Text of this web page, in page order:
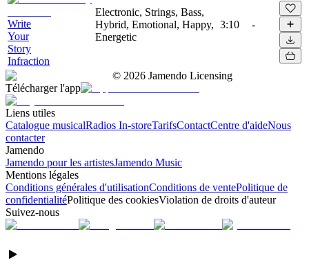
Write
Your
Story
Infraction
Electronic, Strings, Bass,
Hybrid, Emotional, Happy,
Energetic
3:10 -
© 2026 Jamendo Licensing
Télécharger l'app
Liens utiles
Catalogue musicalRadios In-storeTarifsContactCentre d'aideNous
contacter
Jamendo
Jamendo pour les artistesJamendo Music
Mentions légales
Conditions générales d'utilisationConditions de ventePolitique de
confidentialitéPolitique des cookiesViolation de droits d'auteur
Suivez-nous